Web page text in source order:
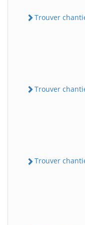
Trouver
Trouver
Trouver